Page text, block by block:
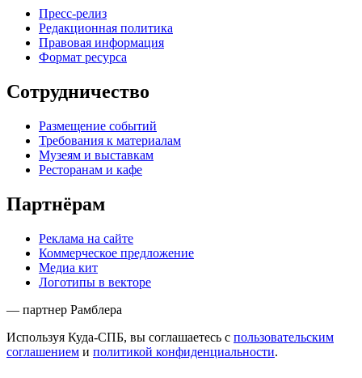
Пресс-релиз
Редакционная политика
Правовая информация
Формат ресурса
Сотрудничество
Размещение событий
Требования к материалам
Музеям и выставкам
Ресторанам и кафе
Партнёрам
Реклама на сайте
Коммерческое предложение
Медиа кит
Логотипы в векторе
— партнер Рамблера
Используя Куда-СПБ, вы соглашаетесь с пользовательским
соглашением и политикой конфиденциальности.